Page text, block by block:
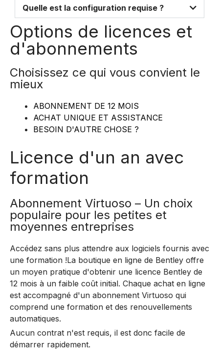
Quelle est la configuration requise ?
Options de licences et
d'abonnements
Choisissez ce qui vous convient le
mieux
ABONNEMENT DE 12 MOIS
ACHAT UNIQUE ET ASSISTANCE
BESOIN D'AUTRE CHOSE ?
Licence d'un an avec
formation
Abonnement Virtuoso – Un choix
populaire pour les petites et
moyennes entreprises
Accédez sans plus attendre aux logiciels fournis avec
une formation !La boutique en ligne de Bentley offre
un moyen pratique d'obtenir une licence Bentley de
12 mois à un faible coût initial. Chaque achat en ligne
est accompagné d'un abonnement Virtuoso qui
comprend une formation et des renouvellements
automatiques.
Aucun contrat n'est requis, il est donc facile de
démarrer rapidement.